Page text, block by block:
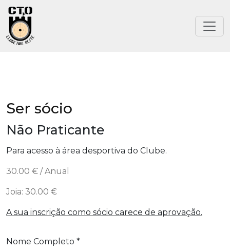
Ser sócio
Não Praticante
Para acesso à área desportiva do Clube.
30.00 € / Anual
Joia: 30.00 €
A sua inscrição como sócio carece de aprovação.
Nome Completo *